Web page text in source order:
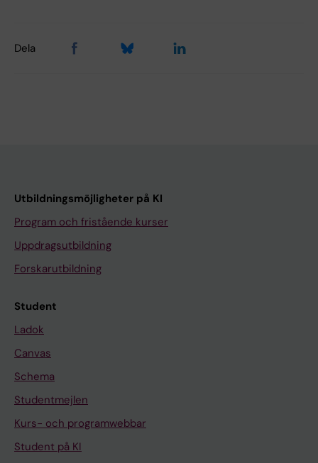
Dela
Utbildningsmöjligheter på KI
Program och fristående kurser
Uppdragsutbildning
Forskarutbildning
Student
Ladok
Canvas
Schema
Studentmejlen
Kurs- och programwebbar
Student på KI